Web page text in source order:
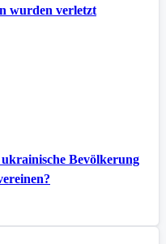
wurden verletzt
Bevölkerung